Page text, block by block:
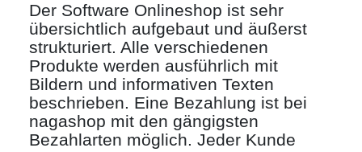
Der Software Onlineshop ist sehr
übersichtlich aufgebaut und äußerst
strukturiert. Alle verschiedenen
Produkte werden ausführlich mit
Bildern und informativen Texten
beschrieben. Eine Bezahlung ist bei
nagashop mit den gängigsten
Bezahlarten möglich. Jeder Kunde